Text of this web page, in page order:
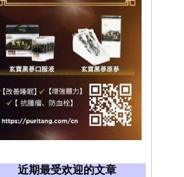
近期最受欢迎的文章